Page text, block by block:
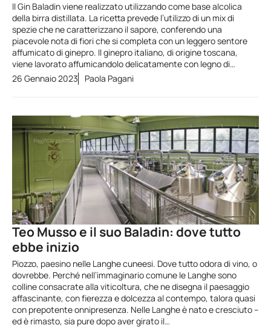
Il Gin Baladin viene realizzato utilizzando come base alcolica
della birra distillata. La ricetta prevede l’utilizzo di un mix di
spezie che ne caratterizzano il sapore, conferendo una
piacevole nota di fiori che si completa con un leggero sentore
affumicato di ginepro. Il ginepro italiano, di origine toscana,
viene lavorato affumicandolo delicatamente con legno di…
26 Gennaio 2023
Paola Pagani
Teo Musso e il suo Baladin: dove tutto
ebbe inizio
Piozzo, paesino nelle Langhe cuneesi. Dove tutto odora di vino, o
dovrebbe. Perché nell’immaginario comune le Langhe sono
colline consacrate alla viticoltura, che ne disegna il paesaggio
affascinante, con fierezza e dolcezza al contempo, talora quasi
con prepotente onnipresenza. Nelle Langhe è nato e cresciuto –
ed è rimasto, sia pure dopo aver girato il…